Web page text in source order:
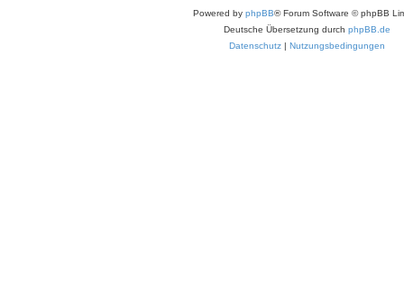
Powered by phpBB® Forum Software © phpBB
Deutsche Übersetzung durch phpBB.de
Datenschutz | Nutzungsbedingungen